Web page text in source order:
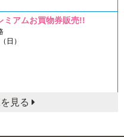
ミアムお買物券販売!!
日）
見る